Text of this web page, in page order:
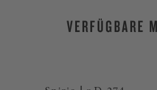
VERFÜGBARE